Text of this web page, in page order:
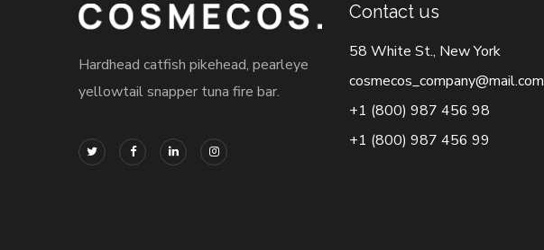
Hardhead catfish pikehead, pearleye
yellowtail snapper tuna fire bar.
Contact us
58 White St., New York
cosmecos_company@mail.com
+1 (800) 987 456 98
+1 (800) 987 456 99